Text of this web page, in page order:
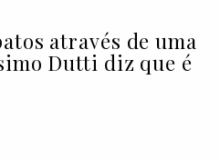
através de uma
Dutti diz que é